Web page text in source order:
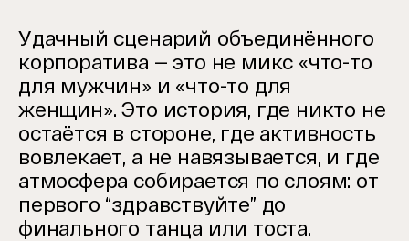
Удачный сценарий объединённого
корпоратива — это не микс «что-то
для мужчин» и «что-то для
женщин». Это история, где никто не
остаётся в стороне, где активность
вовлекает, а не навязывается, и где
атмосфера собирается по слоям: от
первого “здравствуйте” до
финального танца или тоста.